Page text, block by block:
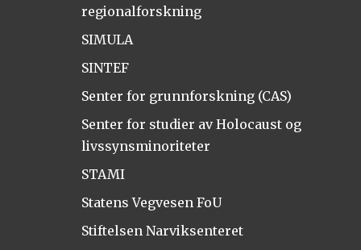
regionalforskning
SIMULA
SINTEF
Senter for grunnforskning (CAS)
Senter for studier av Holocaust og
livssynsminoriteter
STAMI
Statens Vegvesen FoU
Stiftelsen Narviksenteret